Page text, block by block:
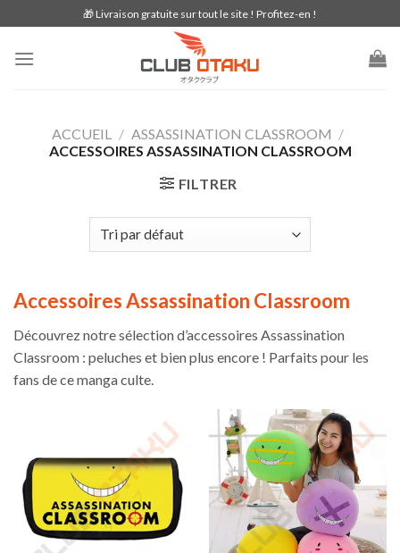
to
content
🎁 Livraison gratuite sur tout le site ! Profitez-en !
ACCUEIL / ASSASSINATION CLASSROOM /
ACCESSOIRES ASSASSINATION CLASSROOM
FILTRER
Accessoires Assassination Classroom
Découvrez notre sélection d’accessoires Assassination
Classroom : peluches et bien plus encore ! Parfaits pour les
fans de ce manga culte.